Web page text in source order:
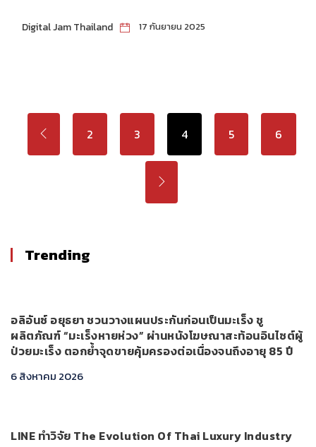
เสริมพลังนักพัฒนา
Digital Jam Thailand 17 กันยายน 2025
2 3 4 5 6
Trending
อลิอันซ์ อยุธยา ชวนวางแผนประกันก่อนเป็นมะเร็ง ชู
ผลิตภัณฑ์ “มะเร็งหายห่วง” ผ่านหนังโฆษณาสะท้อนอินไซต์ผู้
ป่วยมะเร็ง ตอกย้ำจุดขายคุ้มครองต่อเนื่องจนถึงอายุ 85 ปี
6 สิงหาคม 2026
LINE ทำวิจัย The Evolution Of Thai Luxury Industry